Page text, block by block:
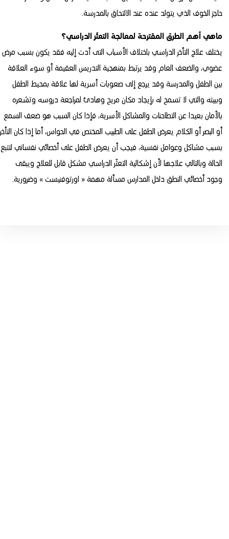
حاجز الخوف الذي يتولد عنده عند الالتحاق بالمدرسة.
ماهي أهم الطرق المقترحة لمعالجة التعثّر الدراسي؟
يختلف علاج التأخر الدراسي باختلاف الأسباب التى أدت إليه فقد يكون بسبب مرض
عضوي، والضعف العام وقد يرتبط بمنهجية التدريس العقيمة أو سوء العلاقة
بين الطفل والمدرسة وقد يرجع إلى صعوبات أسرية لها علاقة بمحيط الطفل
وببيته والتي لا تسمح له بإيجاد مكان مريح وهادئ لمراجعة دروسه وتشعره
بالأمان بعيدا عن التطاحنات والمشاكل الأسرية، فإذا كان السبب هو ضعف السمع
أو البصر أو الكلام يعرض الطفل على الطبيب المختص في الحواس، أما إذا كان التأخر
بسبب مشاكل وعوامل نفسية، فيجب أن يعرض الطفل على أخصائي نفساني لتتبع
الحالة وبالتالي علاجها لأن إشكالية التعثّر الدراسي مشكل قابل للعلاج ويبقى
وجود أخصائي النطق داخل المدارس مسألة مهمة « اورتوفنيست » وضرورية.